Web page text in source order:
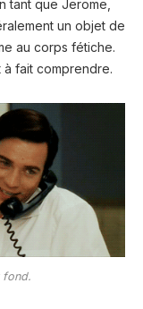
tant que Jerome,
un objet de
au corps fétiche.
fait comprendre.
fond.